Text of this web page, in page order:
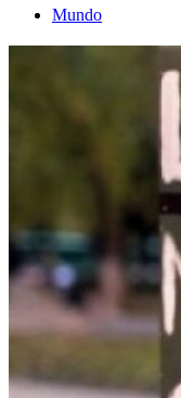
Mundo